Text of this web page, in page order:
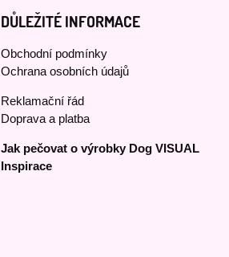
DŮLEŽITÉ INFORMACE
Obchodní podmínky
Ochrana osobních údajů
Reklamační řád
Doprava a platba
Jak pečovat o výrobky Dog VISUAL
Inspirace